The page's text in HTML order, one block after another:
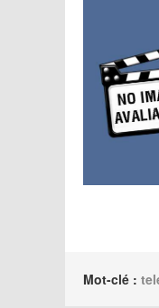
Mot-clé :